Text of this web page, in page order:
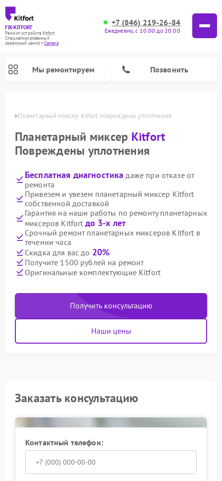
FIX-KITFORT
Ремонт устройств Kitfort
Специализированный
cервисный центр г.Самара
+7 (846) 219-26-84
Ежедневно, с 10:00 до 20:00
Мы ремонтируем Позвонить
Планетарный миксер Kitfort повреждены уплотнения
Планетарный миксер Kitfort
Повреждены уплотнения
Бесплатная диагностика даже при отказе от
ремонта
Привезем и увезем планетарный миксер Kitfort
собственной доставкой
Гарантия на наши работы по ремонту планетарных
миксеров Kitfort до 3-х лет
Срочный ремонт планетарных миксеров Kitfort в
течении часа
Скидка для вас до 20%
Получите 1500 рублей на ремонт
Оригинальные комплектующие Kitfort
Получить консультацию
Наши цены
Заказать консультацию
Контактный телефон: